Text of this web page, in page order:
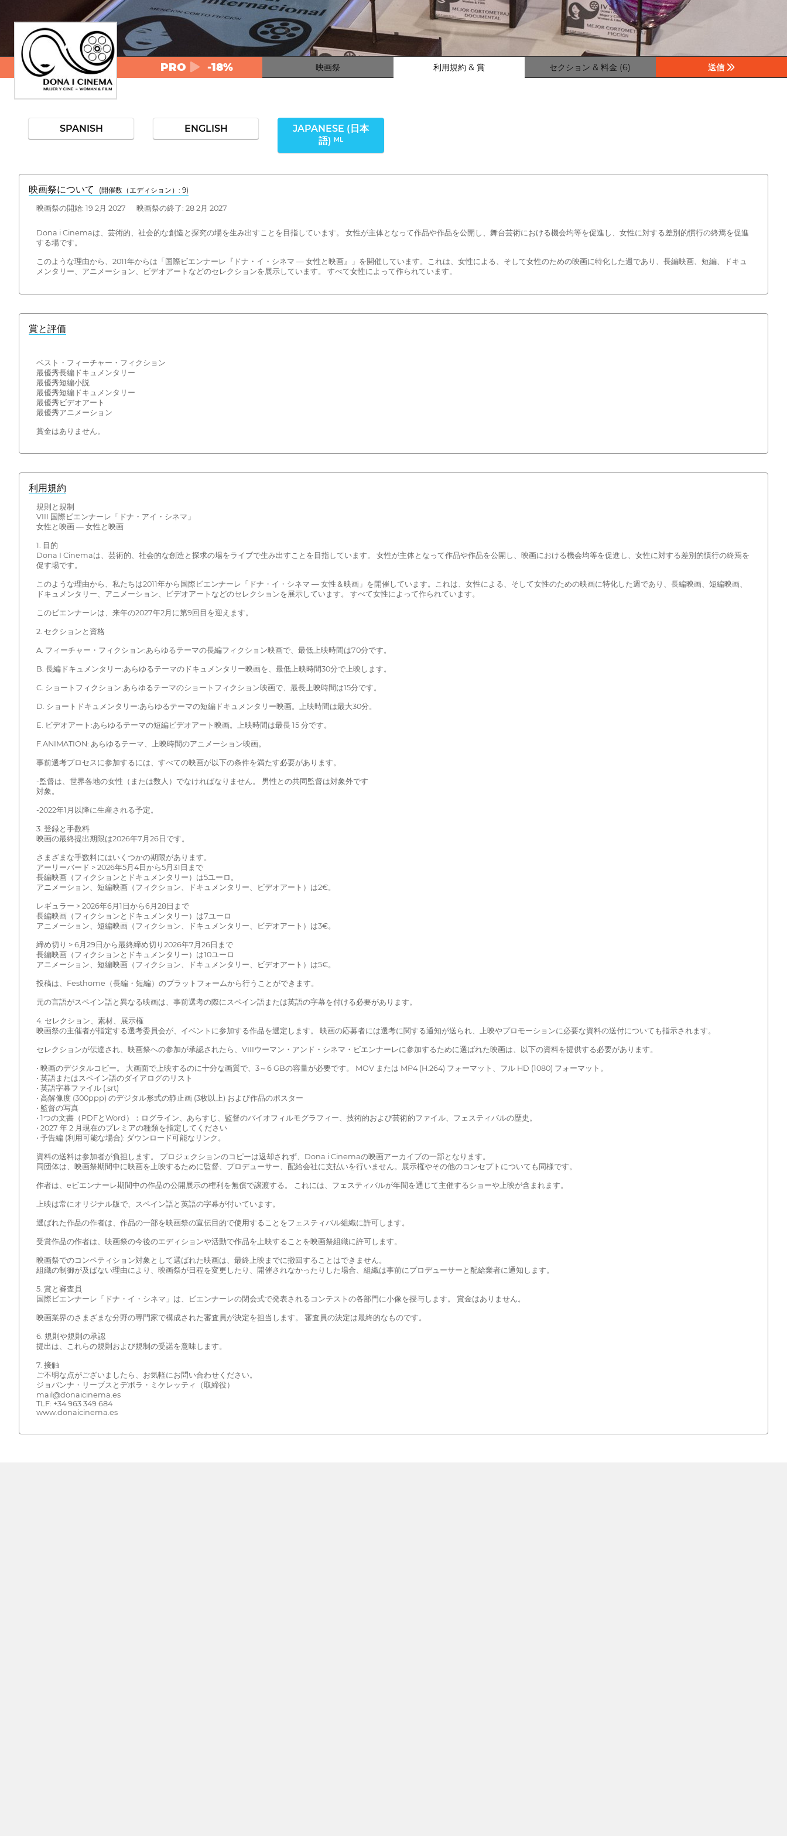
PRO -18% 映画祭 利用規約 & 賞 セクション & 料金 (6) 送信
SPANISH ENGLISH
JAPANESE (日本
語) ML
映画祭について (開催数（エディション）: 9)
映画祭の開始: 19 2月 2027 映画祭の終了: 28 2月 2027
Dona i Cinemaは、芸術的、社会的な創造と探究の場を生み出すことを目指しています。 女性が主体となって作品や作品を公開し、舞台芸術における機会均等を促進し、女性に対する差別的慣行の終焉を促進
する場です。
このような理由から、2011年からは「国際ビエンナーレ『ドナ・イ・シネマ — 女性と映画』」を開催しています。これは、女性による、そして女性のための映画に特化した週であり、長編映画、短編、ドキュ
メンタリー、アニメーション、ビデオアートなどのセレクションを展示しています。 すべて女性によって作られています。
賞と評価
ベスト・フィーチャー・フィクション
最優秀長編ドキュメンタリー
最優秀短編小説
最優秀短編ドキュメンタリー
最優秀ビデオアート
最優秀アニメーション
賞金はありません。
利用規約
規則と規制
VIII 国際ビエンナーレ「ドナ・アイ・シネマ」
女性と映画 — 女性と映画
1. 目的
Dona I Cinemaは、芸術的、社会的な創造と探求の場をライブで生み出すことを目指しています。 女性が主体となって作品や作品を公開し、映画における機会均等を促進し、女性に対する差別的慣行の終焉を
促す場です。
このような理由から、私たちは2011年から国際ビエンナーレ「ドナ・イ・シネマ — 女性＆映画」を開催しています。これは、女性による、そして女性のための映画に特化した週であり、長編映画、短編映画、
ドキュメンタリー、アニメーション、ビデオアートなどのセレクションを展示しています。 すべて女性によって作られています。
このビエンナーレは、来年の2027年2月に第9回目を迎えます。
2. セクションと資格
A. フィーチャー・フィクション:あらゆるテーマの長編フィクション映画で、最低上映時間は70分です。
B. 長編ドキュメンタリー:あらゆるテーマのドキュメンタリー映画を、最低上映時間30分で上映します。
C. ショートフィクション:あらゆるテーマのショートフィクション映画で、最長上映時間は15分です。
D. ショートドキュメンタリー:あらゆるテーマの短編ドキュメンタリー映画。上映時間は最大30分。
E. ビデオアート:あらゆるテーマの短編ビデオアート映画。上映時間は最長 15 分です。
F.ANIMATION: あらゆるテーマ、上映時間のアニメーション映画。
事前選考プロセスに参加するには、すべての映画が以下の条件を満たす必要があります。
-監督は、世界各地の女性（または数人）でなければなりません。 男性との共同監督は対象外です
対象。
-2022年1月以降に生産される予定。
3. 登録と手数料
映画の最終提出期限は2026年7月26日です。
さまざまな手数料にはいくつかの期限があります。
アーリーバード > 2026年5月4日から5月31日まで
長編映画（フィクションとドキュメンタリー）は5ユーロ。
アニメーション、短編映画（フィクション、ドキュメンタリー、ビデオアート）は2€。
レギュラー > 2026年6月1日から6月28日まで
長編映画（フィクションとドキュメンタリー）は7ユーロ
アニメーション、短編映画（フィクション、ドキュメンタリー、ビデオアート）は3€。
締め切り > 6月29日から最終締め切り2026年7月26日まで
長編映画（フィクションとドキュメンタリー）は10ユーロ
アニメーション、短編映画（フィクション、ドキュメンタリー、ビデオアート）は5€。
投稿は、Festhome（長編・短編）のプラットフォームから行うことができます。
元の言語がスペイン語と異なる映画は、事前選考の際にスペイン語または英語の字幕を付ける必要があります。
4. セレクション、素材、展示権
映画祭の主催者が指定する選考委員会が、イベントに参加する作品を選定します。 映画の応募者には選考に関する通知が送られ、上映やプロモーションに必要な資料の送付についても指示されます。
セレクションが伝達され、映画祭への参加が承認されたら、VIIIウーマン・アンド・シネマ・ビエンナーレに参加するために選ばれた映画は、以下の資料を提供する必要があります。
• 映画のデジタルコピー。 大画面で上映するのに十分な画質で、3～6 GBの容量が必要です。 MOV または MP4 (H.264) フォーマット、フル HD (1080) フォーマット。
• 英語またはスペイン語のダイアログのリスト
• 英語字幕ファイル (.srt)
• 高解像度 (300ppp) のデジタル形式の静止画 (3枚以上) および作品のポスター
• 監督の写真
• 1つの文書（PDFとWord）：ログライン、あらすじ、監督のバイオフィルモグラフィー、技術的および芸術的ファイル、フェスティバルの歴史。
• 2027 年 2 月現在のプレミアの種類を指定してください
• 予告編 (利用可能な場合): ダウンロード可能なリンク。
資料の送料は参加者が負担します。 プロジェクションのコピーは返却されず、Dona i Cinemaの映画アーカイブの一部となります。
同団体は、映画祭期間中に映画を上映するために監督、プロデューサー、配給会社に支払いを行いません。展示権やその他のコンセプトについても同様です。
作者は、eビエンナーレ期間中の作品の公開展示の権利を無償で譲渡する。 これには、フェスティバルが年間を通じて主催するショーや上映が含まれます。
上映は常にオリジナル版で、スペイン語と英語の字幕が付いています。
選ばれた作品の作者は、作品の一部を映画祭の宣伝目的で使用することをフェスティバル組織に許可します。
受賞作品の作者は、映画祭の今後のエディションや活動で作品を上映することを映画祭組織に許可します。
映画祭でのコンペティション対象として選ばれた映画は、最終上映までに撤回することはできません。
組織の制御が及ばない理由により、映画祭が日程を変更したり、開催されなかったりした場合、組織は事前にプロデューサーと配給業者に通知します。
5. 賞と審査員
国際ビエンナーレ「ドナ・イ・シネマ」は、ビエンナーレの閉会式で発表されるコンテストの各部門に小像を授与します。 賞金はありません。
映画業界のさまざまな分野の専門家で構成された審査員が決定を担当します。 審査員の決定は最終的なものです。
6. 規則や規則の承認
提出は、これらの規則および規制の受諾を意味します。
7. 接触
ご不明な点がございましたら、お気軽にお問い合わせください。
ジョバンナ・リーブスとデボラ・ミケレッティ（取締役）
mail@donaicinema.es
TLF: +34 963 349 684
www.donaicinema.es